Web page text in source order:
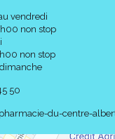
vendredi
non stop
non stop
50
-
pharmacie-du-centre-